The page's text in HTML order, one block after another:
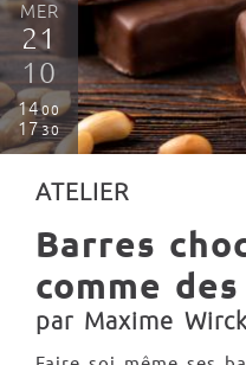
MER
21
10
1400
1730
ATELIER
Barres
comme
par Maxime